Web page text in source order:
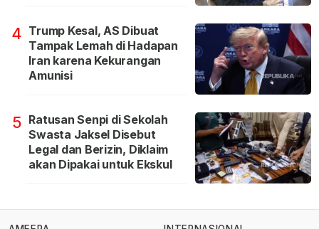
4 Trump Kesal, AS Dibuat
Tampak Lemah di Hadapan
Iran karena Kekurangan
Amunisi
5 Ratusan Senpi di Sekolah
Swasta Jaksel Disebut
Legal dan Berizin, Diklaim
akan Dipakai untuk Ekskul